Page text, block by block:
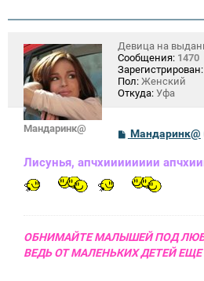
Мандаринк@
Девица на
Сообщения: 1470
Зарегистрирован:
Пол: Женский
Откуда: Уфа
С
о
б
щ
Мандаринк@
Лисунья, апчхииииииии
ОБНИМАЙТЕ МАЛЫШЕЙ ПОД
ВЕДЬ ОТ МАЛЕНЬКИХ ДЕТЕЙ